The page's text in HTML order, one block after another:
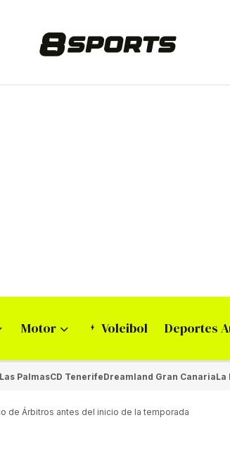
Motor Voleibol Deportes
PalmasCD TenerifeDreamland Gran CanariaLa
de Árbitros antes del inicio de la temporada